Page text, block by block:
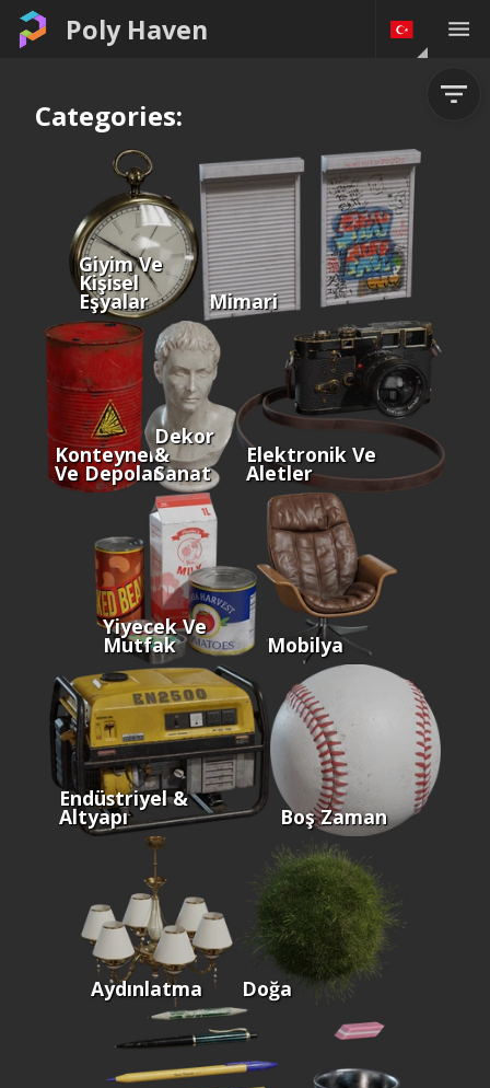
Poly Haven
Categories:
Giyim Ve
Kişisel
Eşyalar Mimari
Konteynerler
Ve Depolama
Dekor
&
Sanat
Elektronik Ve
Aletler
Yiyecek Ve
Mutfak Mobilya
Endüstriyel &
Altyapı Boş Zaman
Aydınlatma Doğa